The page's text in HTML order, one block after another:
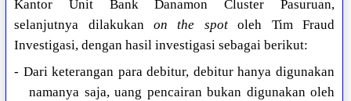
Kantor Unit Bank Danamon Cluster Pasuruan,
selanjutnya dilakukan on the spotoleh Tim Fraud
Investigasi, dengan hasil investigasi sebagai berikut:
- Dari keterangan para debitur, debitur hanya digunakan
namanya saja, uang pencairan bukan digunakan oleh